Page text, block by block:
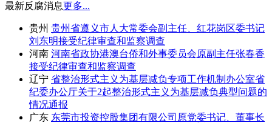
最新反腐消息更多...
贵州 贵州省遵义市人大常委会副主任、红花岗区委书记
刘东明接受纪律审查和监察调查
河南 河南省政协港澳台侨和外事委员会原副主任张春香
接受纪律审查和监察调查
辽宁 省整治形式主义为基层减负专项工作机制办公室省
纪委办公厅关于2起整治形式主义为基层减负典型问题的
情况通报
广东 东莞市投资控股集团有限公司原党委书记、董事长